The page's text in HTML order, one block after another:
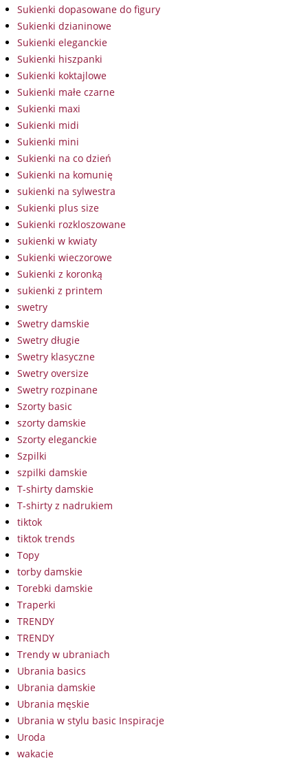
Sukienki dopasowane do figury
Sukienki dzianinowe
Sukienki eleganckie
Sukienki hiszpanki
Sukienki koktajlowe
Sukienki małe czarne
Sukienki maxi
Sukienki midi
Sukienki mini
Sukienki na co dzień
Sukienki na komunię
sukienki na sylwestra
Sukienki plus size
Sukienki rozkloszowane
sukienki w kwiaty
Sukienki wieczorowe
Sukienki z koronką
sukienki z printem
swetry
Swetry damskie
Swetry długie
Swetry klasyczne
Swetry oversize
Swetry rozpinane
Szorty basic
szorty damskie
Szorty eleganckie
Szpilki
szpilki damskie
T-shirty damskie
T-shirty z nadrukiem
tiktok
tiktok trends
Topy
torby damskie
Torebki damskie
Traperki
TRENDY
TRENDY
Trendy w ubraniach
Ubrania basics
Ubrania damskie
Ubrania męskie
Ubrania w stylu basic Inspiracje
Uroda
wakacje